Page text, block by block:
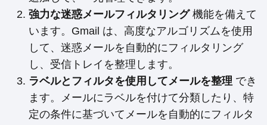
強力な迷惑メールフィルタリング機能を備えて
います。Gmail は、高度なアルゴリズムを使用
して、迷惑メールを自動的にフィルタリング
し、受信トレイを整理します。
ラベルとフィルタを使用してメールを整理 でき
ます。メールにラベルを付けて分類したり、特
定の条件に基づいてメールを自動的にフィルタ